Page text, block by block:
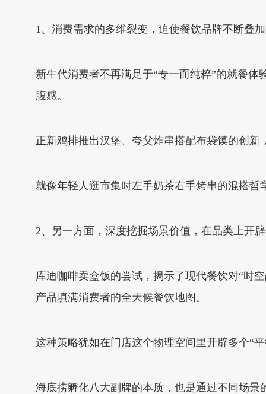
1、消费需求的多维裂变，迫使餐饮品牌不断叠
新生代消费者不再满足于“专一而纯粹”的就餐
腹感。
正新鸡排推出汉堡、夸父炸串搭配布袋馍的创新
就像年轻人逛市集时左手奶茶右手烤串的混搭
2、另一方面，深度挖掘场景价值，在品类上开
库迪咖啡卖盒饭的尝试，揭示了现代餐饮对“时
产品填满消费者的全天候餐饮地图。
这种策略犹如在门店这个物理空间里开辟多个“
海底捞孵化八大副牌的本质，也是通过不同场